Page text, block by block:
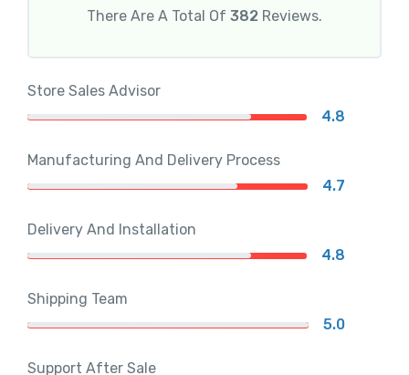
There Are A Total Of 382 Reviews.
Store Sales Advisor
4.8
Manufacturing And Delivery Process
4.7
Delivery And Installation
4.8
Shipping Team
5.0
Support After Sale